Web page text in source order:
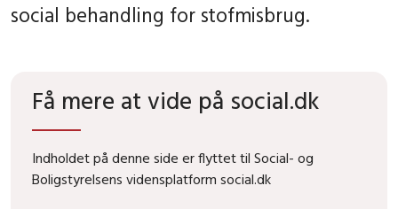
social behandling for stofmisbrug.
Få mere at vide på social.dk
Indholdet på denne side er flyttet til Social- og
Boligstyrelsens vidensplatform social.dk